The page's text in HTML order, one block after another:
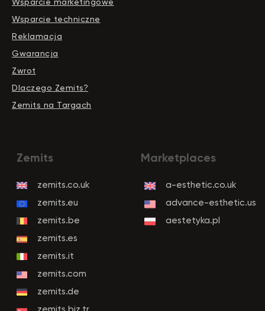
Wsparcie techniczne
Reklamacja
Gwarancja
Zwrot
Dlaczego Zemits?
Zemits na Targach